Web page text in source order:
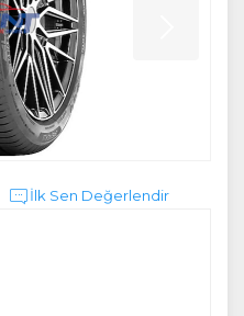
İlk Sen Değerlendir